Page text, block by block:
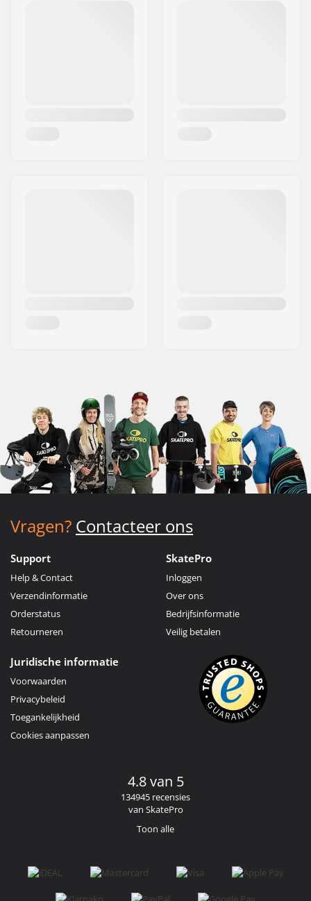
Vragen? Contacteer ons
Support
Help & Contact
Verzendinformatie
Orderstatus
Retourneren
SkatePro
Inloggen
Over ons
Bedrijfsinformatie
Veilig betalen
Juridische informatie
Voorwaarden
Privacybeleid
Toegankelijkheid
Cookies aanpassen
4.8 van 5
134945 recensies
van SkatePro
Toon alle